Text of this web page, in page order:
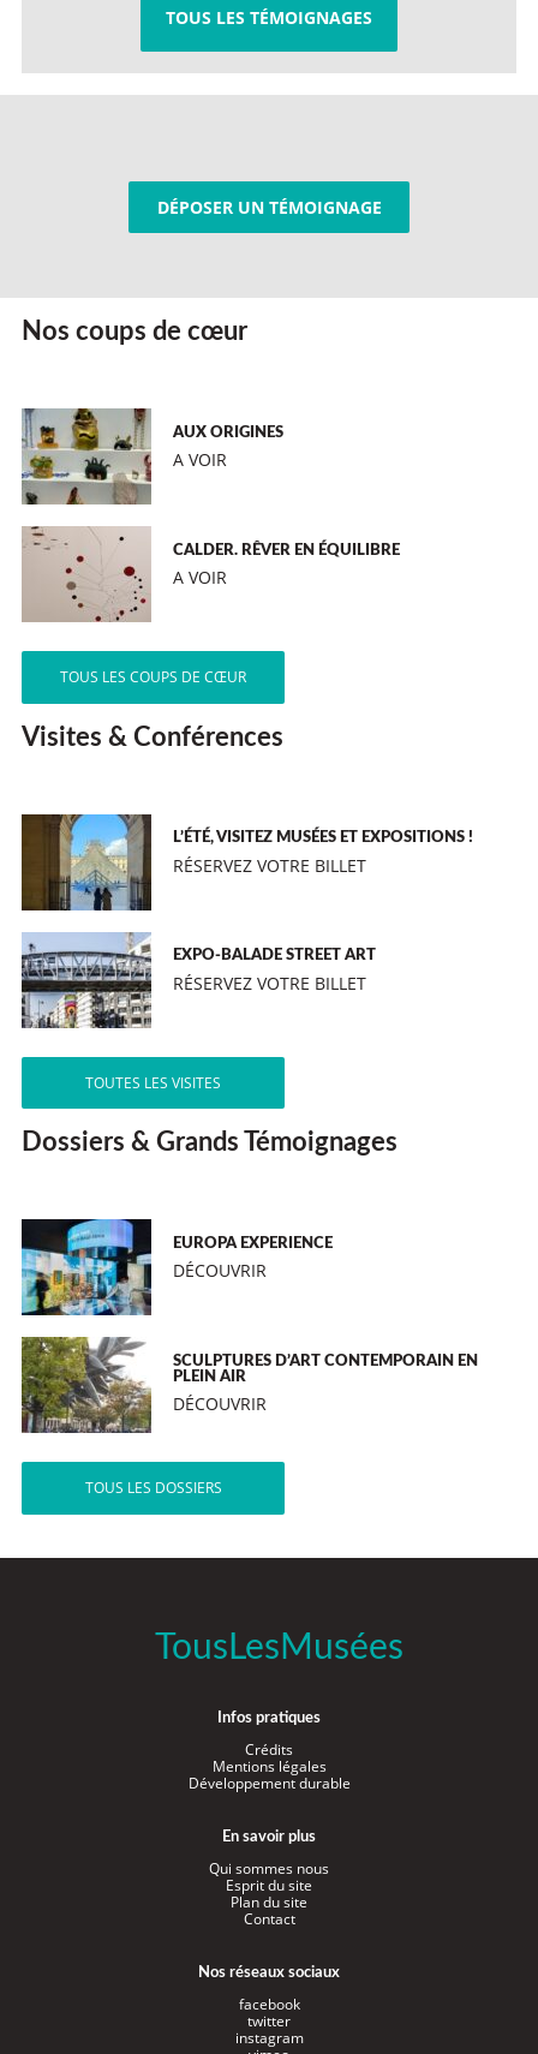
TOUS LES TÉMOIGNAGES
DÉPOSER UN TÉMOIGNAGE
Nos coups de cœur
AUX ORIGINES
A VOIR
CALDER. RÊVER EN ÉQUILIBRE
A VOIR
TOUS LES COUPS DE CŒUR
Visites & Conférences
L’ÉTÉ, VISITEZ MUSÉES ET EXPOSITIONS !
RÉSERVEZ VOTRE BILLET
EXPO-BALADE STREET ART
RÉSERVEZ VOTRE BILLET
TOUTES LES VISITES
Dossiers & Grands Témoignages
EUROPA EXPERIENCE
DÉCOUVRIR
SCULPTURES D’ART CONTEMPORAIN EN
PLEIN AIR
DÉCOUVRIR
TOUS LES DOSSIERS
TousLesMusées
Infos pratiques
Crédits
Mentions légales
Développement durable
En savoir plus
Qui sommes nous
Esprit du site
Plan du site
Contact
Nos réseaux sociaux
facebook
twitter
instagram